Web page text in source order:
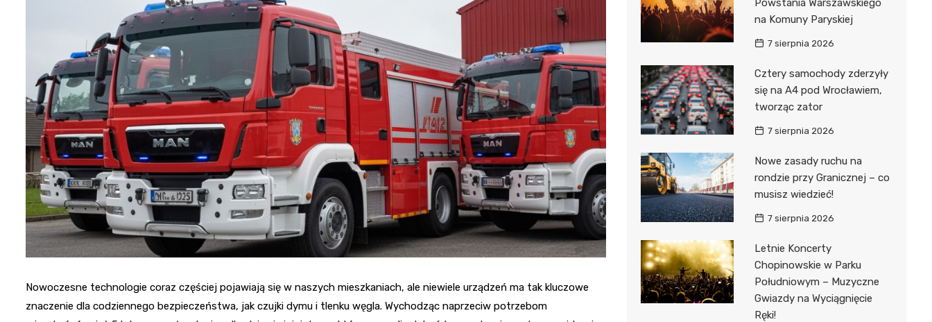
Kino
Poczta
Nowoczesne technologie coraz częściej pojawiają się w naszych mieszkaniach, ale niewiele urządzeń ma tak kluczowe
znaczenie dla codziennego bezpieczeństwa, jak czujki dymu i tlenku węgla. Wychodząc naprzeciw potrzebom
Powstania Warszawskiego
na Komuny Paryskiej
7 sierpnia 2026
Cztery samochody zderzyły
się na A4 pod Wrocławiem,
tworząc zator
7 sierpnia 2026
Nowe zasady ruchu na
rondzie przy Granicznej – co
musisz wiedzieć!
7 sierpnia 2026
Letnie Koncerty
Chopinowskie w Parku
Południowym – Muzyczne
Gwiazdy na Wyciągnięcie
Ręki!